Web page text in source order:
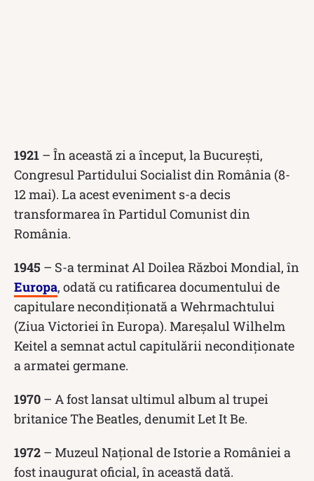
1921 – În această zi a început, la București,
Congresul Partidului Socialist din România (8-
12 mai). La acest eveniment s-a decis
transformarea în Partidul Comunist din
România.
1945 – S-a terminat Al Doilea Război Mondial, în
Europa, odată cu ratificarea documentului de
capitulare necondiționată a Wehrmachtului
(Ziua Victoriei în Europa). Mareșalul Wilhelm
Keitel a semnat actul capitulării necondiționate
a armatei germane.
1970 – A fost lansat ultimul album al trupei
britanice The Beatles, denumit Let It Be.
1972 – Muzeul Național de Istorie a României a
fost inaugurat oficial, în această dată.